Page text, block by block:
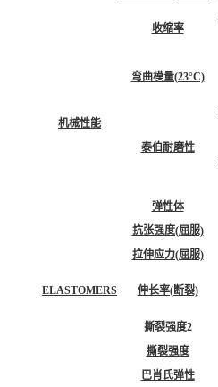
收缩率
机械性能
弯曲模量(23°C)
泰伯耐磨性
ELASTOMERS
弹性体
抗张强度(屈服)
拉伸应力(屈服)
伸长率(断裂)
撕裂强度2
撕裂强度
巴肖氏弹性